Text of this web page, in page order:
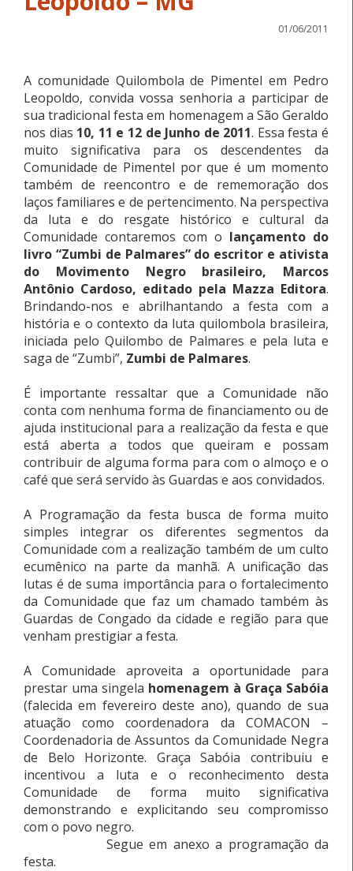
01/06/2011
A comunidade Quilombola de Pimentel em Pedro
Leopoldo, convida vossa senhoria a participar de
sua tradicional festa em homenagem a São Geraldo
nos dias 10, 11 e 12 de Junho de 2011. Essa festa é
muito significativa para os descendentes da
Comunidade de Pimentel por que é um momento
também de reencontro e de rememoração dos
laços familiares e de pertencimento. Na perspectiva
da luta e do resgate histórico e cultural da
Comunidade contaremos com o lançamento do
livro “Zumbi de Palmares” do escritor e ativista
do Movimento Negro brasileiro, Marcos
Antônio Cardoso, editado pela Mazza Editora.
Brindando-nos e abrilhantando a festa com a
história e o contexto da luta quilombola brasileira,
iniciada pelo Quilombo de Palmares e pela luta e
saga de “Zumbi”, Zumbi de Palmares.
É importante ressaltar que a Comunidade não
conta com nenhuma forma de financiamento ou de
ajuda institucional para a realização da festa e que
está aberta a todos que queiram e possam
contribuir de alguma forma para com o almoço e o
café que será servido às Guardas e aos convidados.
A Programação da festa busca de forma muito
simples integrar os diferentes segmentos da
Comunidade com a realização também de um culto
ecumênico na parte da manhã. A unificação das
lutas é de suma importância para o fortalecimento
da Comunidade que faz um chamado também às
Guardas de Congado da cidade e região para que
venham prestigiar a festa.
A Comunidade aproveita a oportunidade para
prestar uma singela homenagem à Graça Sabóia
(falecida em fevereiro deste ano), quando de sua
atuação como coordenadora da COMACON –
Coordenadoria de Assuntos da Comunidade Negra
de Belo Horizonte. Graça Sabóia contribuiu e
incentivou a luta e o reconhecimento desta
Comunidade de forma muito significativa
demonstrando e explicitando seu compromisso
com o povo negro.
Segue em anexo a programação da
festa.